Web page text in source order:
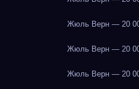
Жюль Верн — 20
Жюль Верн — 20
Жюль Верн — 20